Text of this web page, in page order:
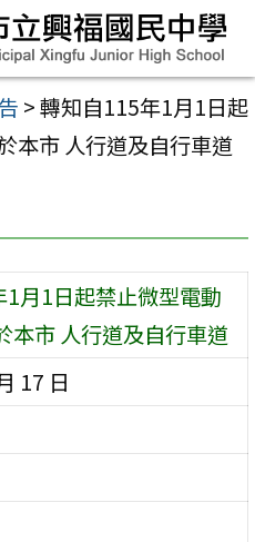
>轉知自115年1月1日起
本市 人行道及自行車道
月1日起禁止微型電動
本市 人行道及自行車道
17 日